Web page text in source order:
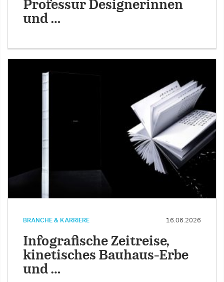
Professur Designerinnen
und …
BRANCHE & KARRIERE 16.06.2026
Infografische Zeitreise,
kinetisches Bauhaus-Erbe
und …